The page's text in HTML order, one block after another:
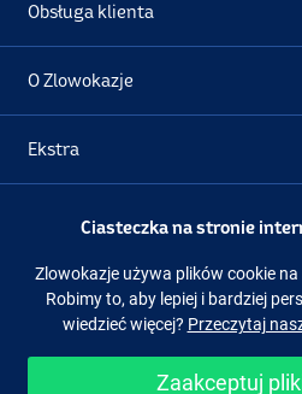
Obsługa klienta
O Zlowokazje
Ekstra
Promocje
Obserwuj nas
Ciasteczka na stronie
Zlowokazje używa plików cookie
Robimy to, aby lepiej i bardziej
wiedzieć więcej? Przeczytaj
Zaakceptuj